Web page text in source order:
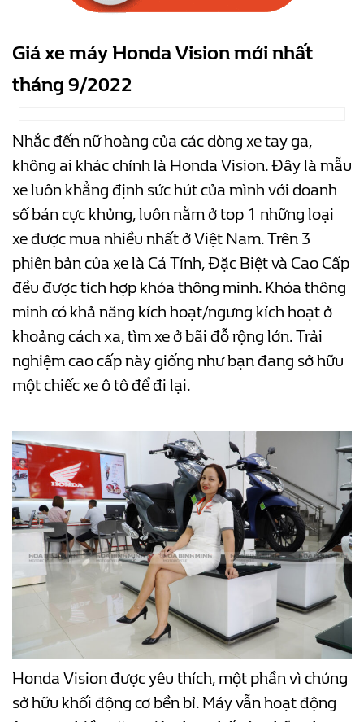
Giá xe máy Honda Vision mới nhất
tháng 9/2022
Nhắc đến nữ hoàng của các dòng xe tay ga,
không ai khác chính là Honda Vision. Đây là mẫu
xe luôn khẳng định sức hút của mình với doanh
số bán cực khủng, luôn nằm ở top 1 những loại
xe được mua nhiều nhất ở Việt Nam. Trên 3
phiên bản của xe là Cá Tính, Đặc Biệt và Cao Cấp
đều được tích hợp khóa thông minh. Khóa thông
minh có khả năng kích hoạt/ngưng kích hoạt ở
khoảng cách xa, tìm xe ở bãi đỗ rộng lớn. Trải
nghiệm cao cấp này giống như bạn đang sở hữu
một chiếc xe ô tô để đi lại.
Honda Vision được yêu thích, một phần vì chúng
sở hữu khối động cơ bền bỉ. Máy vẫn hoạt động